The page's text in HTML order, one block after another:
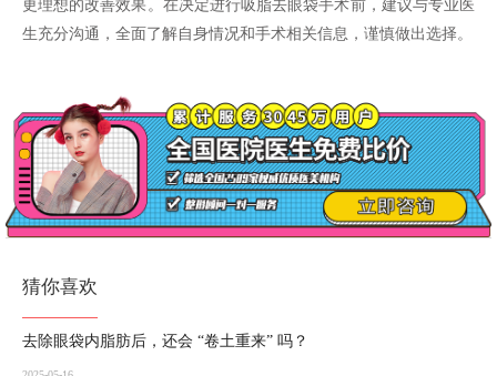
更理想的改善效果。在决定进行吸脂去眼袋手术前，建议与专业医
生充分沟通，全面了解自身情况和手术相关信息，谨慎做出选择。
猜你喜欢
去除眼袋内脂肪后，还会 “卷土重来” 吗？